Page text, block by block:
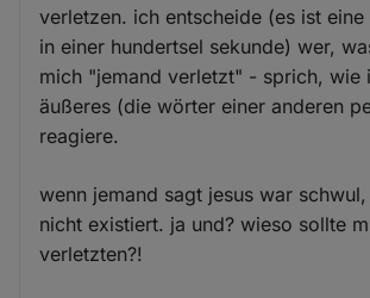
verletzen. ich entscheide (es ist eine
in einer hundertsel sekunde) wer,
mich "jemand verletzt" - sprich, wie
äußeres (die wörter einer anderen
reagiere.
wenn jemand sagt jesus war
nicht existiert. ja und? wieso sollte
verletzten?!